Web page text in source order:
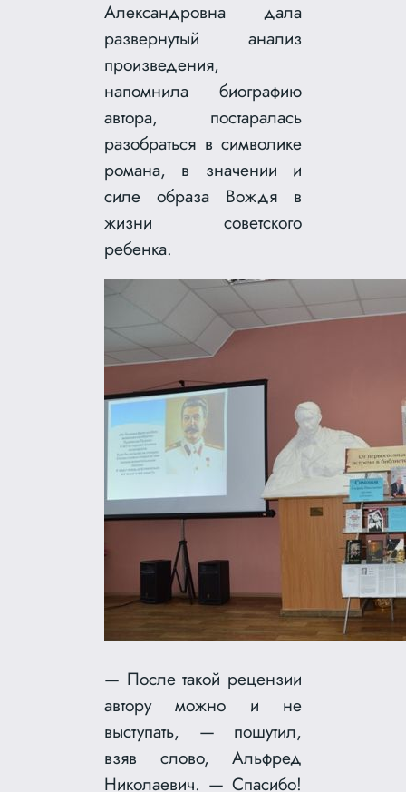
Александровна дала
развернутый анализ
произведения,
напомнила биографию
автора, постаралась
разобраться в символике
романа, в значении и
силе образа Вождя в
жизни советского
ребенка.
— После такой рецензии
автору можно и не
выступать, — пошутил,
взяв слово, Альфред
Николаевич. — Спасибо!